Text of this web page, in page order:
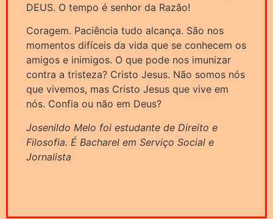
DEUS. O tempo é senhor da Razão!
Coragem. Paciência tudo alcança. São nos
momentos difíceis da vida que se conhecem os
amigos e inimigos. O que pode nos imunizar
contra a tristeza? Cristo Jesus. Não somos nós
que vivemos, mas Cristo Jesus que vive em
nós. Confia ou não em Deus?
Josenildo Melo foi estudante de Direito e
Filosofia. É Bacharel em Serviço Social e
Jornalista